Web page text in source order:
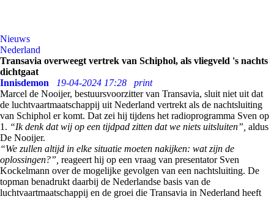
Nieuws
Nederland
Transavia overweegt vertrek van Schiphol, als vliegveld 's nachts
dichtgaat
Innisdemon
19-04-2024 17:28
print
Marcel de Nooijer, bestuursvoorzitter van Transavia, sluit niet uit dat
de luchtvaartmaatschappij uit Nederland vertrekt als de nachtsluiting
van Schiphol er komt. Dat zei hij tijdens het radioprogramma Sven op
1. “Ik denk dat wij op een tijdpad zitten dat we niets uitsluiten”, aldus
De Nooijer.
“We zullen altijd in elke situatie moeten nakijken: wat zijn de
oplossingen?”, reageert hij op een vraag van presentator Sven
Kockelmann over de mogelijke gevolgen van een nachtsluiting. De
topman benadrukt daarbij de Nederlandse basis van de
luchtvaartmaatschappij en de groei die Transavia in Nederland heeft